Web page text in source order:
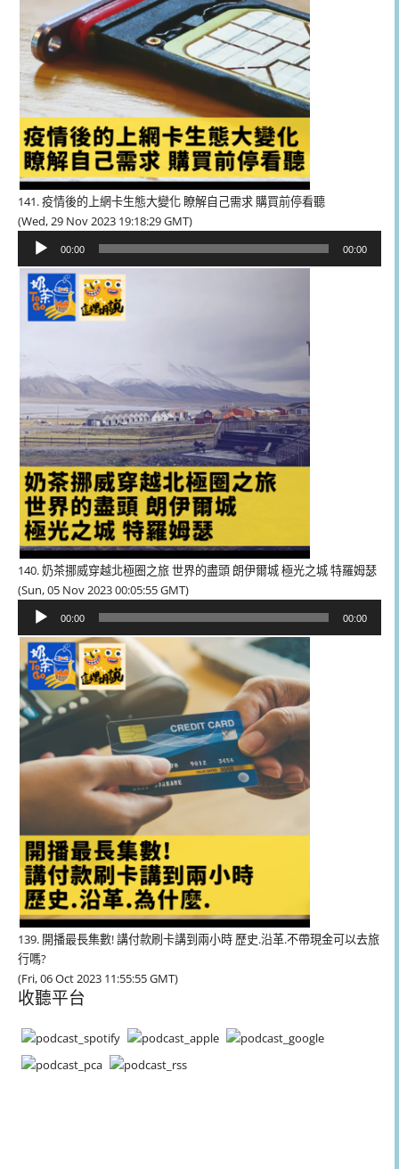
141. 疫情後的上網卡生態大變化 瞭解自己需求 購買前停看聽
(Wed, 29 Nov 2023 19:18:29 GMT)
播
器
00:00 00:00
140. 奶茶挪威穿越北極圈之旅 世界的盡頭 朗伊爾城 極光之城 特羅姆瑟
(Sun, 05 Nov 2023 00:05:55 GMT)
播
放
器
00:00 00:00
139. 開播最長集數! 講付款刷卡講到兩小時 歷史.沿革.不帶現金可以去旅
行嗎?
(Fri, 06 Oct 2023 11:55:55 GMT)
收聽平台